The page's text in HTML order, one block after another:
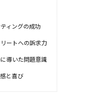
ィングの成功
ートへの訴求力
導いた問題意識
と喜び